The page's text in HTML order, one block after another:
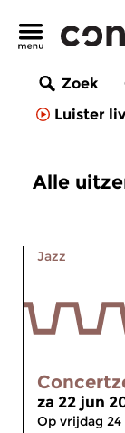
Zoek
Luister
Alle
Jazz
za 22 jun
Op vrijdag